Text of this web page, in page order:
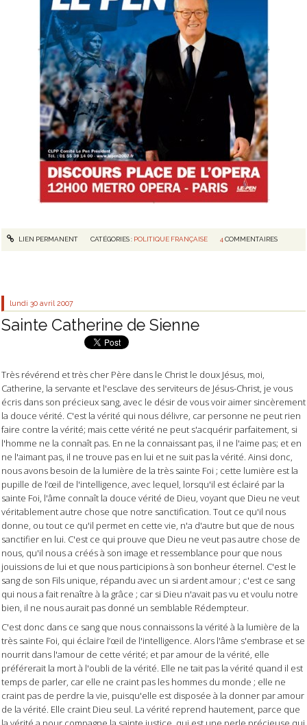
LIEN PERMANENT CATÉGORIES : POLITIQUE FRANÇAISE 4COMMENTAIRES
lundi 30 avril 2007
Sainte Catherine de Sienne
Très révérend et très cher Père dans le Christ le doux Jésus, moi,
Catherine, la servante et l'esclave des serviteurs de Jésus-Christ, je vous
écris dans son précieux sang, avec le désir de vous voir aimer sincèrement
la douce vérité. C'est la vérité qui nous délivre, car personne ne peut rien
faire contre la vérité; mais cette vérité ne peut s'acquérir parfaitement, si
l'homme ne la connaît pas. En ne la connaissant pas, il ne l'aime pas; et en
ne l'aimant pas, il ne trouve pas en lui et ne suit pas la vérité. Ainsi donc,
nous avons besoin de la lumière de la très sainte Foi ; cette lumière est la
pupille de l’œil de l'intelligence, avec lequel, lorsqu'il est éclairé par la
sainte Foi, l'âme connaît la douce vérité de Dieu, voyant que Dieu ne veut
véritablement autre chose que notre sanctification. Tout ce qu'il nous
donne, ou tout ce qu'il permet en cette vie, n'a d'autre but que de nous
sanctifier en lui. C'est ce qui prouve que Dieu ne veut pas autre chose de
nous, qu'il nous a créés à son image et ressemblance pour que nous
jouissions de lui et que nous participions à son bonheur éternel. C'est le
sang de son Fils unique, répandu avec un si ardent amour ; c'est ce sang
qui nous a fait renaître à la grâce ; car si Dieu n'avait pas vu et voulu notre
bien, il ne nous aurait pas donné un semblable Rédempteur.
C'est donc dans ce sang que nous connaissons la vérité à la lumière de la
très sainte Foi, qui éclaire l’œil de l'intelligence. Alors l'âme s'embrase et se
nourrit dans l'amour de cette vérité; et par amour de la vérité, elle
préférerait la mort à l'oubli de la vérité. Elle ne tait pas la vérité quand il est
temps de parler, car elle ne craint pas les hommes du monde ; elle ne
craint pas de perdre la vie, puisqu'elle est disposée à la donner par amour
de la vérité. Elle craint Dieu seul. La vérité reprend hautement, parce que